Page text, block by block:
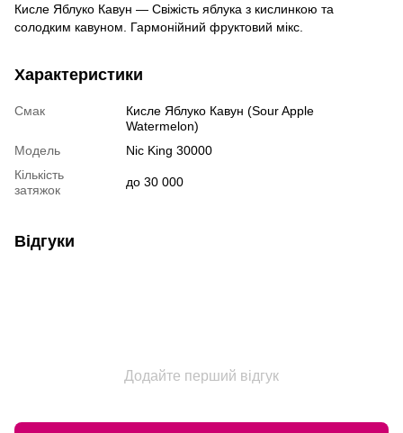
Кисле Яблуко Кавун — Свіжість яблука з кислинкою та
солодким кавуном. Гармонійний фруктовий мікс.
Характеристики
Смак
Кисле Яблуко Кавун (Sour Apple
Watermelon)
Модель
Nic King 30000
Кількість
затяжок
до 30 000
Відгуки
Додайте перший відгук